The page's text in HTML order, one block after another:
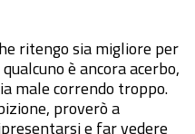
ritengo sia migliore per
è ancora acerbo,
male correndo troppo.
proverò a
e far vedere